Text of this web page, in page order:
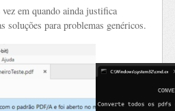
em quando ainda justifica
soluções para problemas genéricos.